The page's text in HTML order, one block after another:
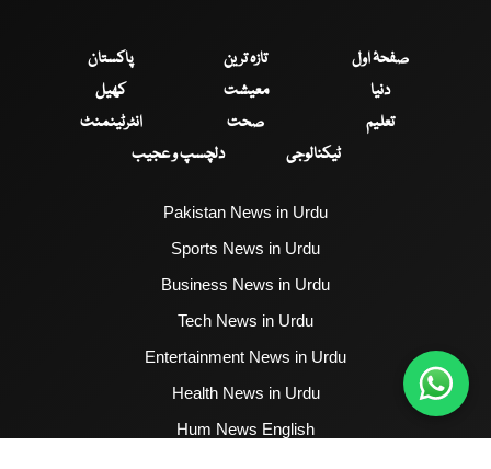
صفحۂ اول تازہ ترین
پاکستان
دنیا
معیشت
کھیل
تعلیم
صحت
انٹرٹینمنٹ
ٹیکنالوجی
دلچسپ و عجیب
Pakistan News in Urdu
Sports News in Urdu
Business News in Urdu
Tech News in Urdu
Entertainment News in Urdu
Health News in Urdu
Hum News English